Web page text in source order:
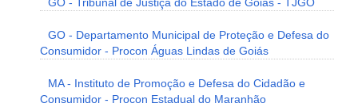
GO - Tribunal de Justiça do Estado de Goiás - TJGO
GO - Departamento Municipal de Proteção e Defesa do
Consumidor - Procon Águas Lindas de Goiás
MA - Instituto de Promoção e Defesa do Cidadão e
Consumidor - Procon Estadual do Maranhão